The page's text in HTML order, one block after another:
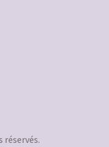
réservés.